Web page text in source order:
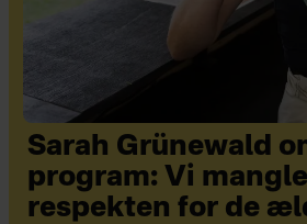
Sarah Grünewald
program: Vi
respekten for de